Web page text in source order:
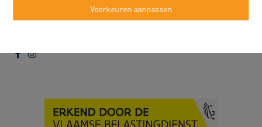
Voorkeuren aanpassen
052/89.50.99
Alexander Robert